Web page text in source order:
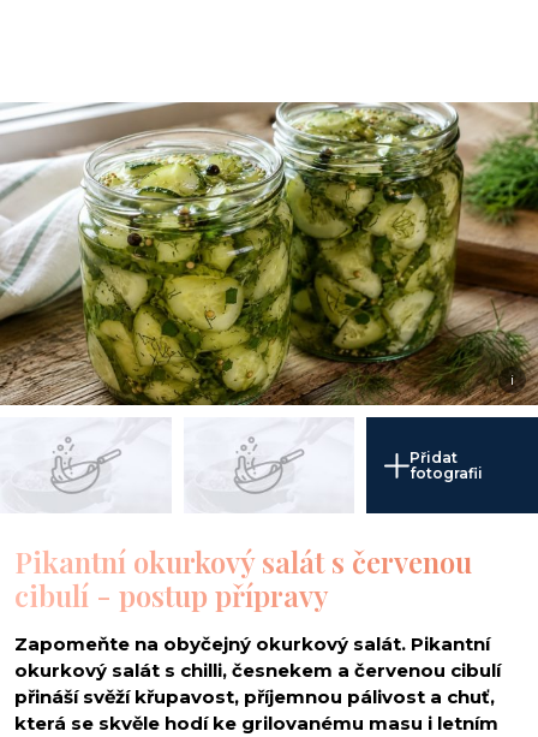
i
Přidat
fotografii
Pikantní okurkový salát s červenou
cibulí - postup přípravy
Zapomeňte na obyčejný okurkový salát. Pikantní
okurkový salát s chilli, česnekem a červenou cibulí
přináší svěží křupavost, příjemnou pálivost a chuť,
která se skvěle hodí ke grilovanému masu i letním